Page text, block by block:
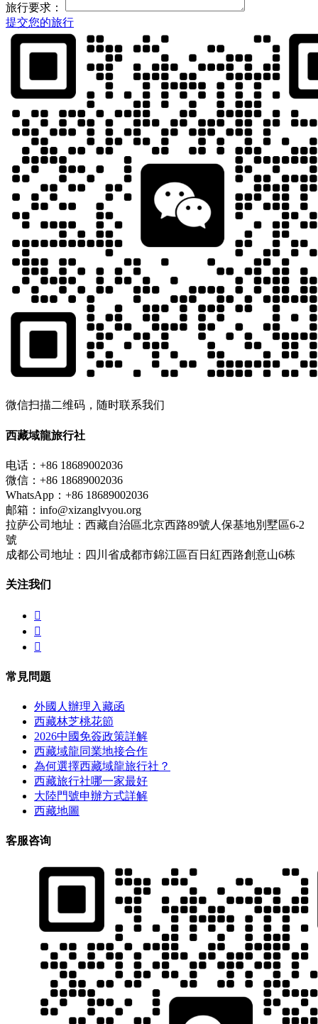
旅行要求：
提交您的旅行
微信扫描二维码，随时联系我们
西藏域龍旅行社
电话：+86 18689002036
微信：+86 18689002036
WhatsApp：+86 18689002036
邮箱：info@xizanglvyou.org
拉萨公司地址：西藏自治區北京西路89號人保基地別墅區6-2
號
成都公司地址：四川省成都市錦江區百日紅西路創意山6栋
关注我们



常見問題
外國人辦理入藏函
西藏林芝桃花節
2026中國免簽政策詳解
西藏域龍同業地接合作
為何選擇西藏域龍旅行社？
西藏旅行社哪一家最好
大陸門號申辦方式詳解
西藏地圖
客服咨询